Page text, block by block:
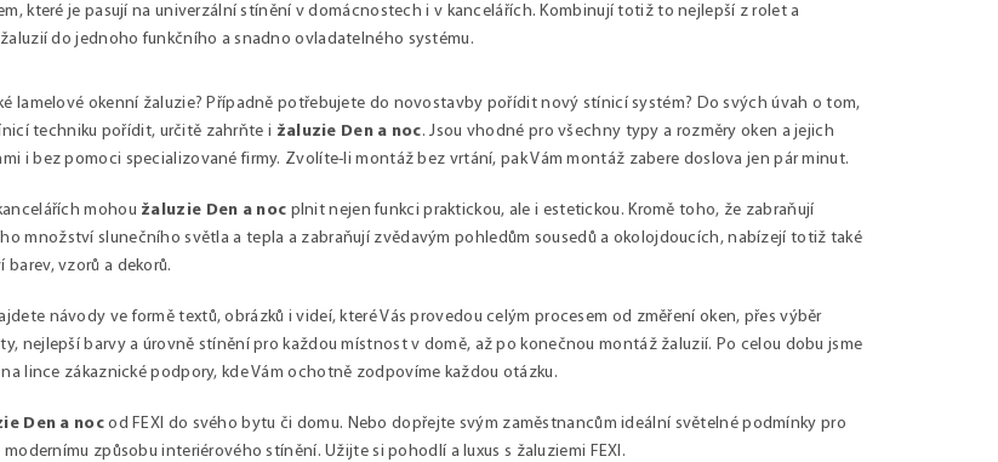
které je pasují na univerzální stínění v domácnostech i v kancelářích. Kombinují totiž to nejlepší z rolet a
do jednoho funkčního a snadno ovladatelného systému.
lamelové okenní žaluzie? Případně potřebujete do novostavby pořídit nový stínicí systém? Do svých úvah o tom,
techniku pořídit, určitě zahrňte i žaluzie Den a noc. Jsou vhodné pro všechny typy a rozměry oken a jejich
i bez pomoci specializované firmy. Zvolíte-li montáž bez vrtání, pak Vám montáž zabere doslova jen pár minut.
mohou žaluzie Den a noc plnit nejen funkci praktickou, ale i estetickou. Kromě toho, že zabraňují
množství slunečního světla a tepla a zabraňují zvědavým pohledům sousedů a okolojdoucích, nabízejí totiž také
vzorů a dekorů.
návody ve formě textů, obrázků i videí, které Vás provedou celým procesem od změření oken, přes výběr
nejlepší barvy a úrovně stínění pro každou místnost v domě, až po konečnou montáž žaluzií. Po celou dobu jsme
lince zákaznické podpory, kde Vám ochotně zodpovíme každou otázku.
Den a noc od FEXI do svého bytu či domu. Nebo dopřejte svým zaměstnancům ideální světelné podmínky pro
způsobu interiérového stínění. Užijte si pohodlí a luxus s žaluziemi FEXI.